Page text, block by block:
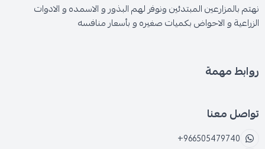
نهتم بالمزارعين المبتدئين ونوفر لهم البذور و الاسمده و الادوات
الزراعية و الاحواض بكميات صغيره و بأسعار منافسه
روابط مهمة
تواصل معنا
+966505479740